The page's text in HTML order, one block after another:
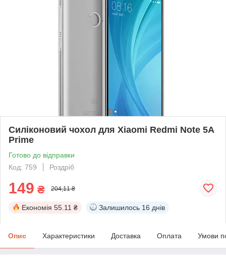
Силіконовий чохол для Xiaomi Redmi Note 5A
Prime
Готово до відправки
Код: 759
Роздріб
149 ₴ 204,11 ₴
Економія 55.11 ₴ Залишилось 16 днів
Опис Характеристики Доставка Оплата Умови